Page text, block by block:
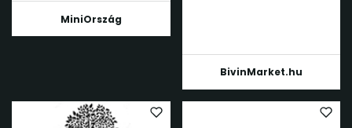
MiniOrszág
BivinMarket.hu